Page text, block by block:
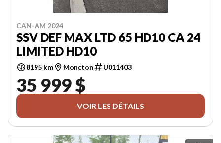
CAN-AM 2024
SSV DEF MAX LTD 65 HD10 CA 24
LIMITED HD10
8195 km Moncton U011403
35 999 $
VOIR LES DÉTAILS